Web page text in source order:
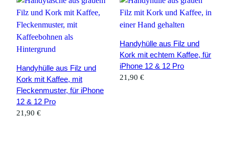
Handyhülle aus Filz und
Kork mit Kaffee, mit
Fleckenmuster, für iPhone
12 & 12 Pro
21,90 €
Handyhülle aus Filz und
Kork mit echtem Kaffee, für
iPhone 12 & 12 Pro
21,90€